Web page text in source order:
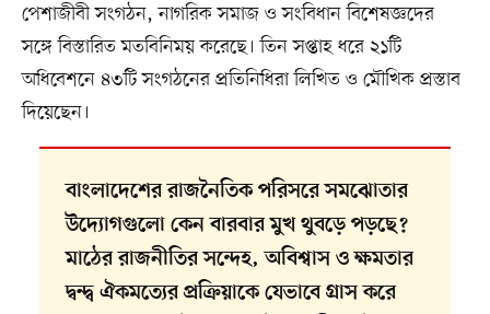
পেশাজীবী সংগঠন, নাগরিক সমাজ ও সংবিধান বিশেষজ্ঞদের
সঙ্গে বিস্তারিত মতবিনিময় করেছে। তিন সপ্তাহ ধরে ২১টি
অধিবেশনে ৪৩টি সংগঠনের প্রতিনিধিরা লিখিত ও মৌখিক প্রস্তাব
দিয়েছেন।
বাংলাদেশের রাজনৈতিক পরিসরে সমঝোতার
উদ্যোগগুলো কেন বারবার মুখ থুবড়ে পড়ছে?
মাঠের রাজনীতির সন্দেহ, অবিশ্বাস ও ক্ষমতার
দ্বন্দ্ব ঐকমত্যের প্রক্রিয়াকে যেভাবে গ্রাস করে